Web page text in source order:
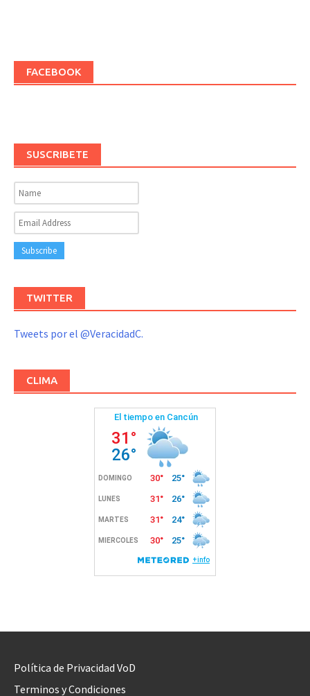
FACEBOOK
SUSCRIBETE
TWITTER
Tweets por el @VeracidadC.
CLIMA
Política de Privacidad VoD
Terminos y Condiciones